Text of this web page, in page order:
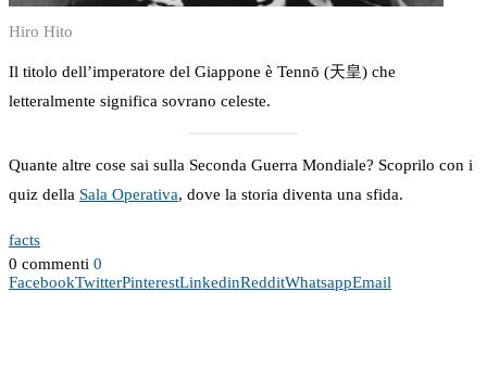
Hiro Hito
Il titolo dell’imperatore del Giappone è Tennō (天皇) che
letteralmente significa sovrano celeste.
Quante altre cose sai sulla Seconda Guerra Mondiale? Scoprilo con i
quiz della Sala Operativa, dove la storia diventa una sfida.
facts
0 commenti 0
FacebookTwitterPinterestLinkedinRedditWhatsappEmail